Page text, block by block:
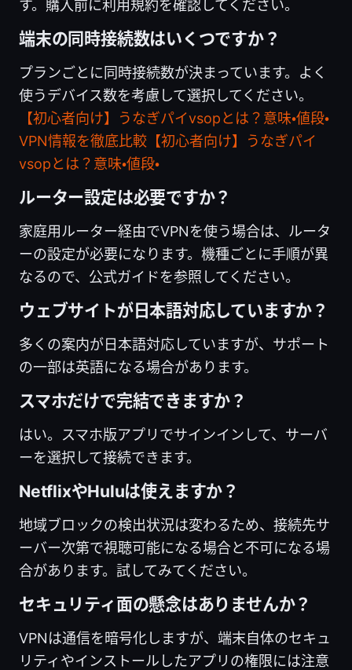
す。購入前に利用規約を確認してください。
端末の同時接続数はいくつですか？
プランごとに同時接続数が決まっています。よく
使うデバイス数を考慮して選択してください。
【初心者向け】うなぎパイvsopとは？意味・値段・
VPN情報を徹底比較【初心者向け】うなぎパイ
vsopとは？意味・値段・
ルーター設定は必要ですか？
家庭用ルーター経由でVPNを使う場合は、ルータ
ーの設定が必要になります。機種ごとに手順が異
なるので、公式ガイドを参照してください。
ウェブサイトが日本語対応していますか？
多くの案内が日本語対応していますが、サポート
の一部は英語になる場合があります。
スマホだけで完結できますか？
はい。スマホ版アプリでサインインして、サーバ
ーを選択して接続できます。
NetflixやHuluは使えますか？
地域ブロックの検出状況は変わるため、接続先サ
ーバー次第で視聴可能になる場合と不可になる場
合があります。試してみてください。
セキュリティ面の懸念はありませんか？
VPNは通信を暗号化しますが、端末自体のセキュ
リティやインストールしたアプリの権限には注意